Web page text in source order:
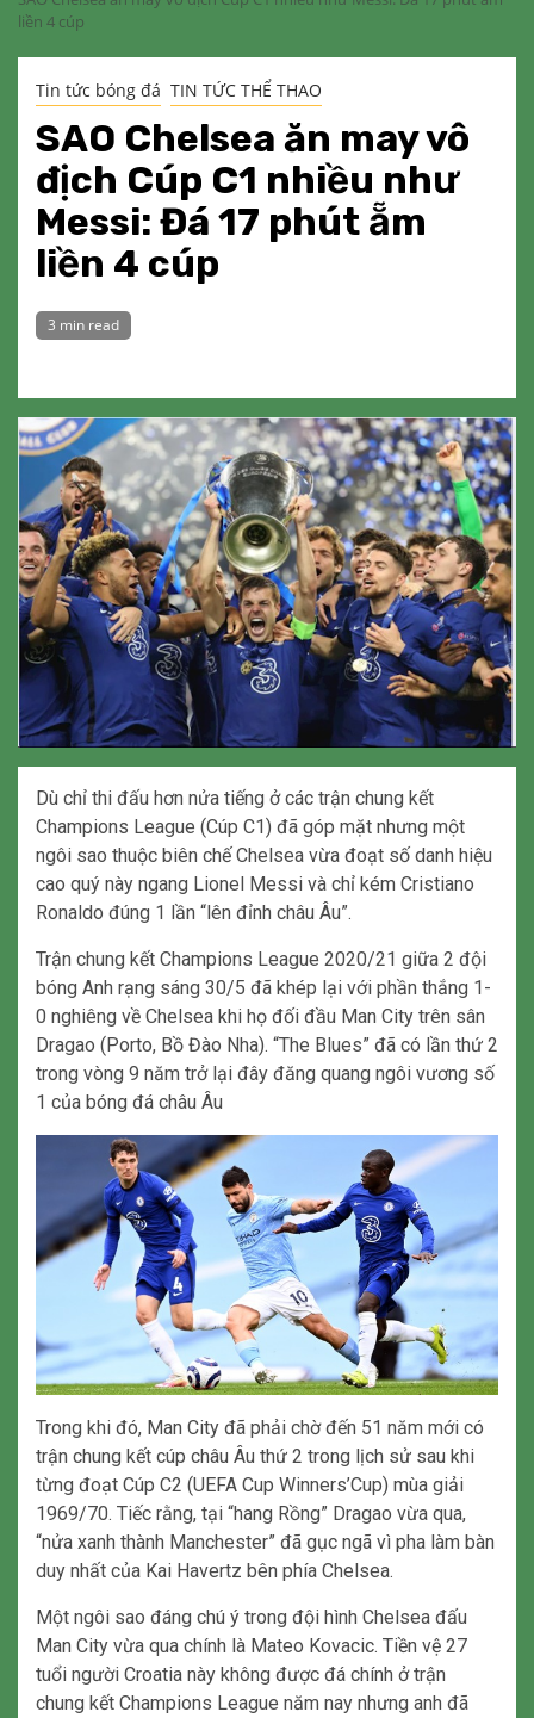
liền 4 cúp
Tin tức bóng đá TIN TỨC THỂ THAO
SAO Chelsea ăn may vô
địch Cúp C1 nhiều như
Messi: Đá 17 phút ẵm
liền 4 cúp
3 min read
Dù chỉ thi đấu hơn nửa tiếng ở các trận chung kết
Champions League (Cúp C1) đã góp mặt nhưng một
ngôi sao thuộc biên chế Chelsea vừa đoạt số danh hiệu
cao quý này ngang Lionel Messi và chỉ kém Cristiano
Ronaldo đúng 1 lần “lên đỉnh châu Âu”.
Trận chung kết Champions League 2020/21 giữa 2 đội
bóng Anh rạng sáng 30/5 đã khép lại với phần thắng 1-
0 nghiêng về Chelsea khi họ đối đầu Man City trên sân
Dragao (Porto, Bồ Đào Nha). “The Blues” đã có lần thứ 2
trong vòng 9 năm trở lại đây đăng quang ngôi vương số
1 của bóng đá châu Âu
Trong khi đó, Man City đã phải chờ đến 51 năm mới có
trận chung kết cúp châu Âu thứ 2 trong lịch sử sau khi
từng đoạt Cúp C2 (UEFA Cup Winners’Cup) mùa giải
1969/70. Tiếc rằng, tại “hang Rồng” Dragao vừa qua,
“nửa xanh thành Manchester” đã gục ngã vì pha làm bàn
duy nhất của Kai Havertz bên phía Chelsea.
Một ngôi sao đáng chú ý trong đội hình Chelsea đấu
Man City vừa qua chính là Mateo Kovacic. Tiền vệ 27
tuổi người Croatia này không được đá chính ở trận
chung kết Champions League năm nay nhưng anh đã